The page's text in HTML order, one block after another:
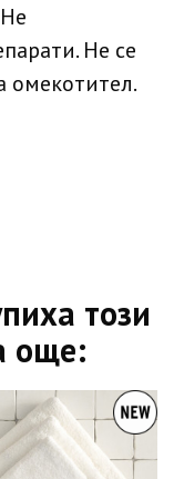
Не се
омекотител.
този
още: